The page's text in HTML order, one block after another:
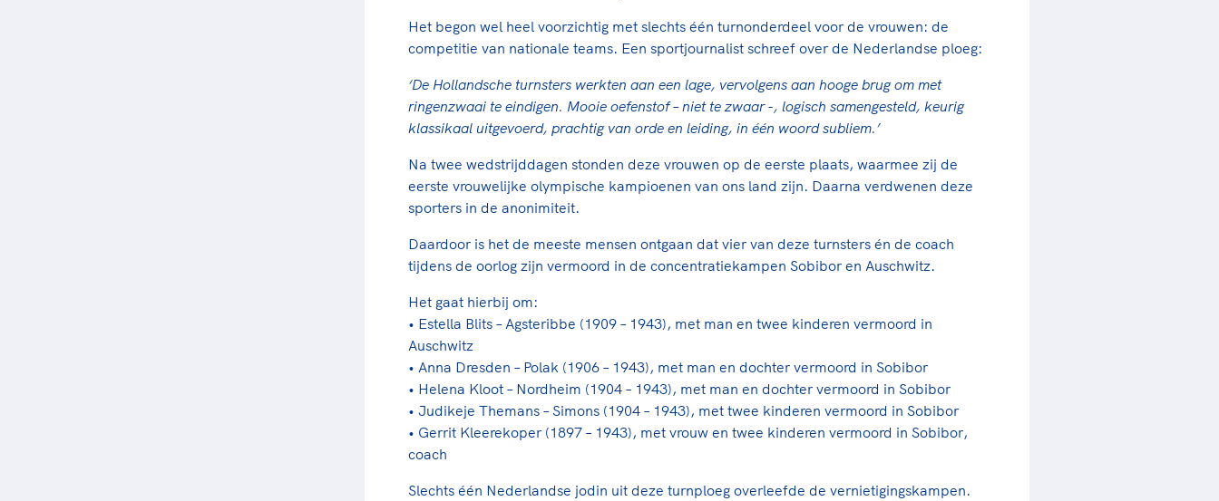
Het begon wel heel voorzichtig met slechts één turnonderdeel voor de vrouwen: de
competitie van nationale teams. Een sportjournalist schreef over de Nederlandse ploeg:
‘De Hollandsche turnsters werkten aan een lage, vervolgens aan hooge brug om met
ringenzwaai te eindigen. Mooie oefenstof – niet te zwaar -, logisch samengesteld, keurig
klassikaal uitgevoerd, prachtig van orde en leiding, in één woord subliem.’
Na twee wedstrijddagen stonden deze vrouwen op de eerste plaats, waarmee zij de
eerste vrouwelijke olympische kampioenen van ons land zijn. Daarna verdwenen deze
sporters in de anonimiteit.
Daardoor is het de meeste mensen ontgaan dat vier van deze turnsters én de coach
tijdens de oorlog zijn vermoord in de concentratiekampen Sobibor en Auschwitz.
Het gaat hierbij om:
• Estella Blits – Agsteribbe (1909 – 1943), met man en twee kinderen vermoord in
Auschwitz
• Anna Dresden – Polak (1906 – 1943), met man en dochter vermoord in Sobibor
• Helena Kloot – Nordheim (1904 – 1943), met man en dochter vermoord in Sobibor
• Judikeje Themans – Simons (1904 – 1943), met twee kinderen vermoord in Sobibor
• Gerrit Kleerekoper (1897 – 1943), met vrouw en twee kinderen vermoord in Sobibor,
coach
Slechts één Nederlandse jodin uit deze turnploeg overleefde de vernietigingskampen.